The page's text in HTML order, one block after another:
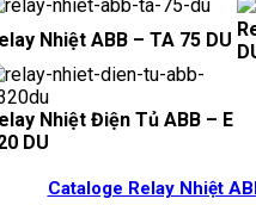
Nhiệt ABB – TA 75 DU
Nhiệt Điện Tủ ABB – E
DU
Cataloge Relay Nhiệt